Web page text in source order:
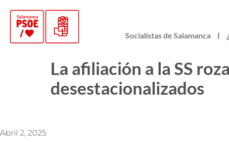
Socialistas de Salamanca
La afiliación a la SS
desestacionalizados
Abril 2, 2025